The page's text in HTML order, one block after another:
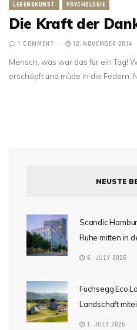
LEBENSKUNST PSYCHOLOGIE
Die Kraft der
1 COMMENT 12. NOVEMBER 2014
Mensch, was war das für ein Tag!
erschöpft und müde in die Federn.
NEUSTE
Scandic
Ruhe mitten in
6. JULY 2026
Fuchsegg Eco
Landschaft
1. JULY 2026